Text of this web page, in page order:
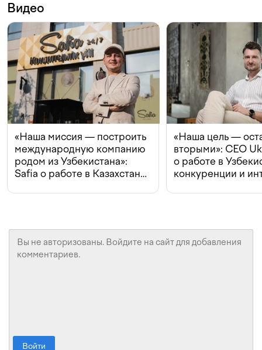
Видео
«Наша миссия — построить
международную компанию
родом из Узбекистана»:
Safia о работе в Казахстане,
«Наша цель —
вторыми»: CEO
о работе в
конкуренции и
Войти